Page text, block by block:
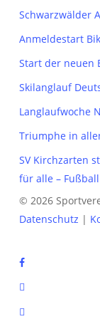
Schwarzwälder
Anmeldestart
Start der neuen
Skilanglauf
Langlaufwoche
Triumphe in
SV Kirchzarten
für alle –
© 2026
Datenschutz |